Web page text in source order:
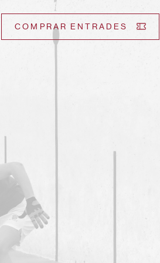
COMPRAR ENTRADES